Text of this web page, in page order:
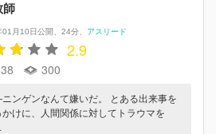
師
01月10日公開 24分 アスリード
2.9
300
ンゲンなんて嫌いだ。 とある出来事を
かけに、人間関係に対してトラウマを